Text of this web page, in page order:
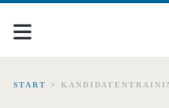
START >